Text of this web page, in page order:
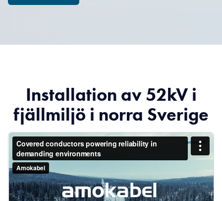
Installation av 52kV i
fjällmiljö i norra Sverige